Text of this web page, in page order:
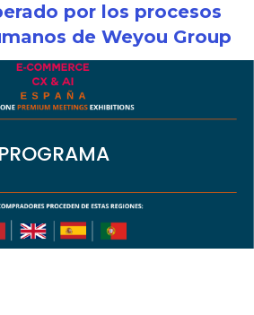
por los procesos
de Weyou Group
PROGRAMA